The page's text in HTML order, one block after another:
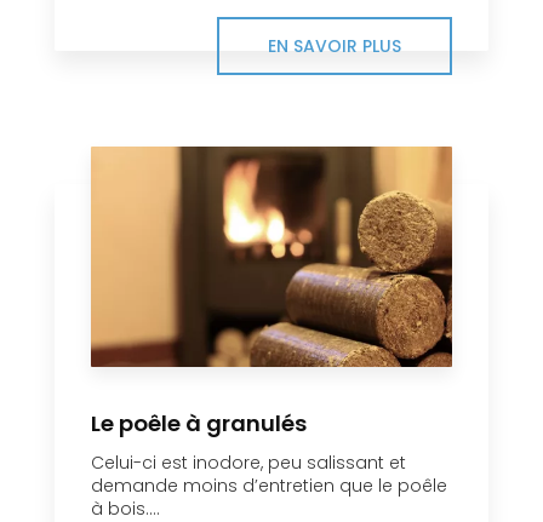
EN SAVOIR PLUS
Le poêle à granulés
Celui-ci est inodore, peu salissant et
demande moins d’entretien que le poêle
à bois....